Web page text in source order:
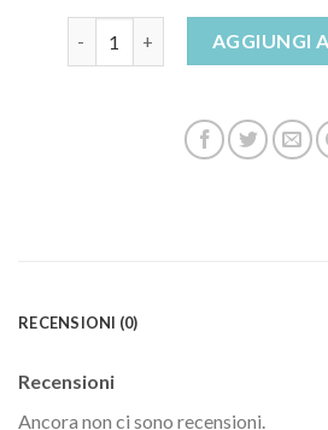
sandali zeppa quantitàAGGIUNGI
RECENSIONI (0)
Recensioni
Ancora non ci sono recensioni.